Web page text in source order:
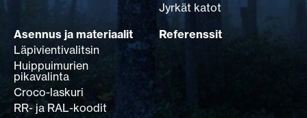
Jyrkät katot
Asennus ja materiaalit
Läpivientivalitsin
Huippuimurien
pikavalinta
Croco-laskuri
RR- ja RAL-koodit
Referenssit